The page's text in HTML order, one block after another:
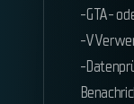
-GTA-
-
-